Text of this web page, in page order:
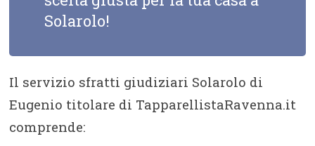
Solarolo!
Il servizio sfratti giudiziari Solarolo di
Eugenio titolare di TapparellistaRavenna.it
comprende: